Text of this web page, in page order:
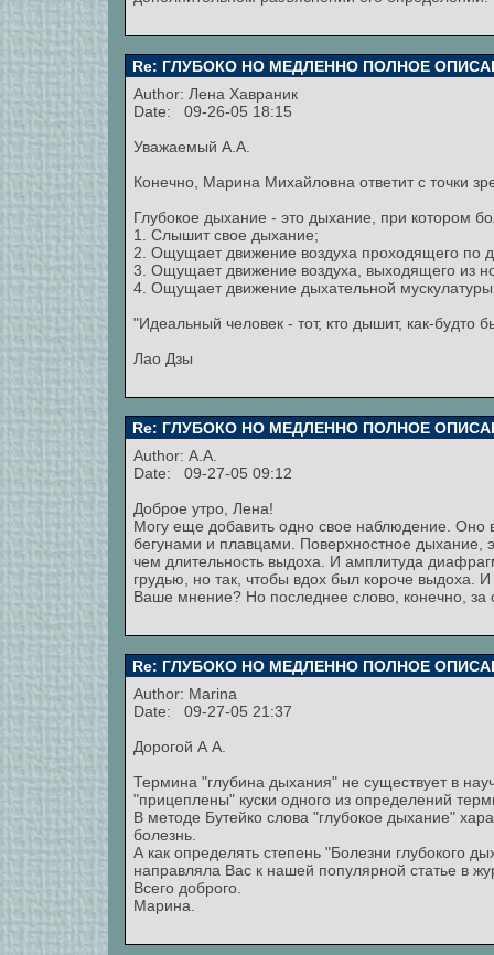
Re: ГЛУБОКО НО МЕДЛЕННО ПОЛНОЕ
Author: Лена Хавраник
Date: 09-26-05 18:15
Уважаемый А.А.
Конечно, Марина Михайловна ответит с точки
Глубокое дыхание - это дыхание, при котором
1. Слышит свое дыхание;
2. Ощущает движение воздуха проходящего по
3. Ощущает движение воздуха, выходящего из
4. Ощущает движение дыхательной
"Идеальный человек - тот, кто дышит, как-
Лао Дзы
Re: ГЛУБОКО НО МЕДЛЕННО ПОЛНОЕ
Author: А.А.
Date: 09-27-05 09:12
Доброе утро, Лена!
Могу еще добавить одно свое наблюдение. Оно
бегунами и плавцами. Поверхностное дыхание,
чем длительность выдоха. И амплитуда
грудью, но так, чтобы вдох был короче выдоха.
Ваше мнение? Но последнее слово, конечно, за
Re: ГЛУБОКО НО МЕДЛЕННО ПОЛНОЕ
Author: Marina
Date: 09-27-05 21:37
Дорогой А А.
Термина "глубина дыхания" не существует в
"прицеплены" куски одного из определений
В методе Бутейко слова "глубокое дыхание"
болезнь.
А как определять степень "Болезни глубокого
направляла Вас к нашей популярной статье в
Всего доброго.
Марина.